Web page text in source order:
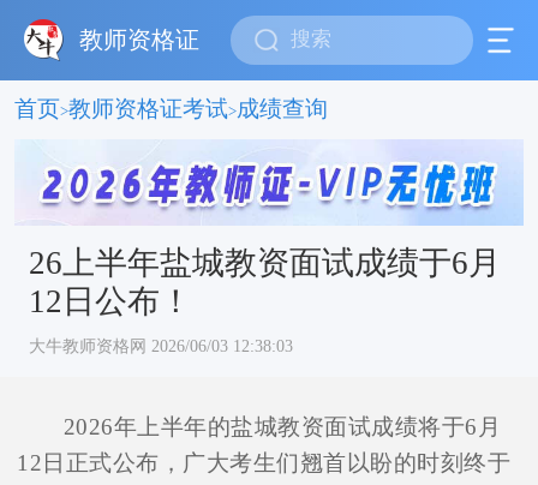
教师资格证
首页>教师资格证考试>成绩查询
26上半年盐城教资面试成绩于6月
12日公布！
大牛教师资格网 2026/06/03 12:38:03
2026年上半年的盐城教资面试成绩将于6月
12日正式公布，广大考生们翘首以盼的时刻终于